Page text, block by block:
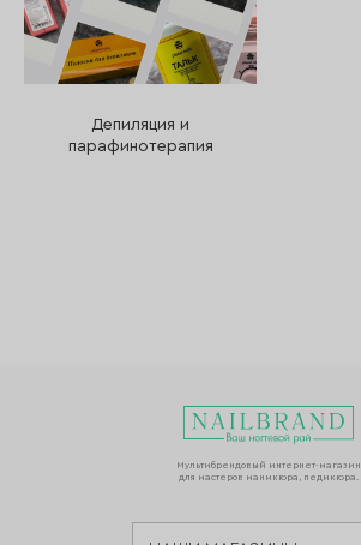
Депиляция и
парафинотерапия
Мультибрендовый интернет-магазин
для мастеров маникюра, педикюра.